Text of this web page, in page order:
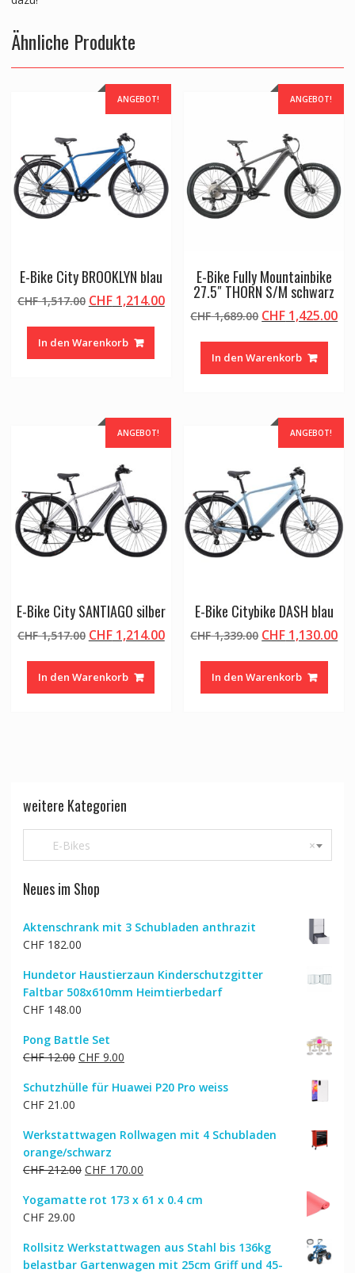
Ähnliche Produkte
ANGEBOT!
E-Bike City BROOKLYN blau
CHF1,517.00 Ursprünglicher
war:
CHF 1,517.00
CHF1,214.00Aktueller
Preis
CHF 1,214.00.
In den Warenkorb
ANGEBOT!
E-Bike Fully Mountainbike
27.5″ THORN S/M schwarz
CHF1,689.00 Ursprünglicher
war:
CHF 1,689.00
CHF 1,425.00
In den Warenkorb
ANGEBOT!
E-Bike City SANTIAGO silber
CHF1,517.00 Ursprünglicher
war:
CHF 1,517.00
CHF1,214.00Aktueller
CHF 1,214.00.
In den Warenkorb
ANGEBOT!
E-Bike Citybike DASH blau
CHF1,339.00 Ursprünglicher
war:
CHF 1,339.00
CHF 1,130.00
In den Warenkorb
weitere Kategorien
×
E-Bikes
Neues im Shop
Aktenschrank mit 3 Schubladen anthrazit
CHF182.00
Hundetor Haustierzaun Kinderschutzgitter
Faltbar 508x610mm Heimtierbedarf
CHF148.00
Pong Battle Set
CHF12.00 Ursprünglicher
war:
CHF9.00Aktueller
ist:
Schutzhülle für Huawei P20 Pro weiss
CHF21.00
Werkstattwagen Rollwagen mit 4 Schubladen
orange/schwarz
CHF212.00 Ursprünglicher
war:
CHF170.00Aktueller
ist:
Yogamatte rot 173 x 61 x 0.4 cm
CHF29.00
Rollsitz Werkstattwagen aus Stahl bis 136kg
belastbar Gartenwagen mit 25cm Griff und 45-